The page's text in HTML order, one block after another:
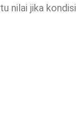
nilai jika kondisi